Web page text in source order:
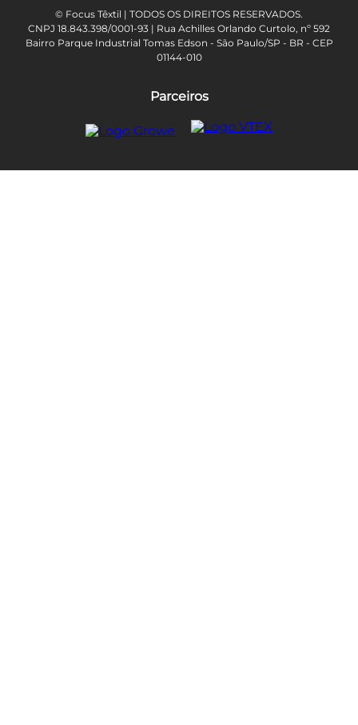
© Focus Têxtil | TODOS OS DIREITOS RESERVADOS.
CNPJ 18.843.398/0001-93 | Rua Achilles Orlando Curtolo, nº 592
Bairro Parque Industrial Tomas Edson - São Paulo/SP - BR - CEP
01144-010
Parceiros